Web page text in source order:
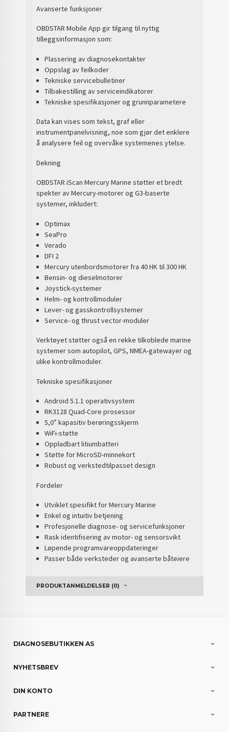
Avanserte funksjoner
OBDSTAR Mobile App gir tilgang til nyttig
tilleggsinformasjon som:
Plassering av diagnosekontakter
Oppslag av feilkoder
Tekniske servicebulletiner
Tilbakestilling av serviceindikatorer
Tekniske spesifikasjoner og grunnparametere
Data kan vises som tekst, graf eller
instrumentpanelvisning, noe som gjør det enklere
å analysere feil og overvåke systemenes ytelse.
Dekning
OBDSTAR iScan Mercury Marine støtter et bredt
spekter av Mercury-motorer og G3-baserte
systemer, inkludert:
Optimax
SeaPro
Verado
DFI 2
Mercury utenbordsmotorer fra 40 HK til 300 HK
Bensin- og dieselmotorer
Joystick-systemer
Helm- og kontrollmoduler
Lever- og gasskontrollsystemer
Service- og thrust vector-moduler
Verktøyet støtter også en rekke tilkoblede marine
systemer som autopilot, GPS, NMEA-gatewayer og
ulike kontrollmoduler.
Tekniske spesifikasjoner
Android 5.1.1 operativsystem
RK3128 Quad-Core prosessor
5,0” kapasitiv berøringsskjerm
WiFi-støtte
Oppladbart litiumbatteri
Støtte for MicroSD-minnekort
Robust og verkstedtilpasset design
Fordeler
Utviklet spesifikt for Mercury Marine
Enkel og intuitiv betjening
Profesjonelle diagnose- og servicefunksjoner
Rask identifisering av motor- og sensorsvikt
Løpende programvareoppdateringer
Passer både verksteder og avanserte båteiere
PRODUKTANMELDELSER (0)
DIAGNOSEBUTIKKEN AS
NYHETSBREV
DIN KONTO
PARTNERE